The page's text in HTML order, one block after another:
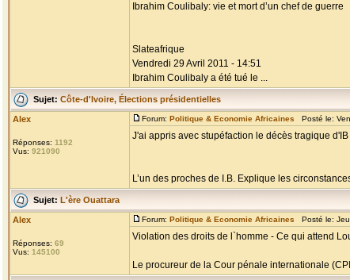
Ibrahim Coulibaly: vie et mort d’un chef de guerre
Slateafrique
Vendredi 29 Avril 2011 - 14:51
Ibrahim Coulibaly a été tué le ...
Sujet: Côte-d'Ivoire, Élections présidentielles
Alex
Réponses: 1192
Vus: 921090
Forum: Politique & Economie Africaines Posté le:
J'ai appris avec stupéfaction le décès tragique
L’un des proches de I.B. Explique les
Sujet: L'ère Ouattara
Alex
Réponses: 69
Vus: 145100
Forum: Politique & Economie Africaines Posté le:
Violation des droits de l`homme - Ce qui attend
Le procureur de la Cour pénale internationale